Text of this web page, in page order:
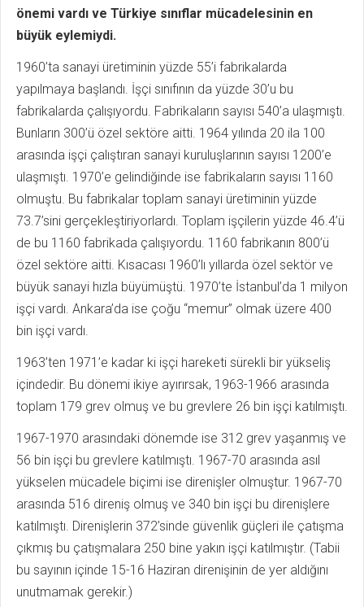
önemi vardı ve Türkiye sınıflar mücadelesinin en
büyük eylemiydi.
1960’ta sanayi üretiminin yüzde 55’i fabrikalarda
yapılmaya başlandı. İşçi sınıfının da yüzde 30’u bu
fabrikalarda çalışıyordu. Fabrikaların sayısı 540’a ulaşmıştı.
Bunların 300’ü özel sektöre aitti. 1964 yılında 20 ila 100
arasında işçi çalıştıran sanayi kuruluşlarının sayısı 1200’e
ulaşmıştı. 1970’e gelindiğinde ise fabrikaların sayısı 1160
olmuştu. Bu fabrikalar toplam sanayi üretiminin yüzde
73.7’sini gerçekleştiriyorlardı. Toplam işçilerin yüzde 46.4’ü
de bu 1160 fabrikada çalışıyordu. 1160 fabrikanın 800’ü
özel sektöre aitti. Kısacası 1960’lı yıllarda özel sektör ve
büyük sanayi hızla büyümüştü. 1970’te İstanbul’da 1 milyon
işçi vardı. Ankara’da ise çoğu “memur” olmak üzere 400
bin işçi vardı.
1963’ten 1971’e kadar ki işçi hareketi sürekli bir yükseliş
içindedir. Bu dönemi ikiye ayırırsak, 1963-1966 arasında
toplam 179 grev olmuş ve bu grevlere 26 bin işçi katılmıştı.
1967-1970 arasındaki dönemde ise 312 grev yaşanmış ve
56 bin işçi bu grevlere katılmıştı. 1967-70 arasında asıl
yükselen mücadele biçimi ise direnişler olmuştur. 1967-70
arasında 516 direniş olmuş ve 340 bin işçi bu direnişlere
katılmıştı. Direnişlerin 372’sinde güvenlik güçleri ile çatışma
çıkmış bu çatışmalara 250 bine yakın işçi katılmıştır. (Tabii
bu sayının içinde 15-16 Haziran direnişinin de yer aldığını
unutmamak gerekir.)